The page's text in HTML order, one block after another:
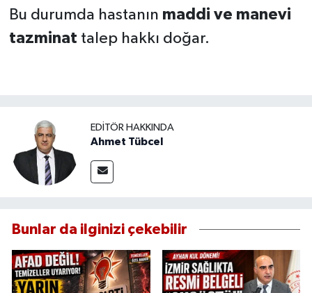
Bu durumda hastanın maddi ve manevi
tazminat talep hakkı doğar.
EDITÖR HAKKINDA
Ahmet Tübcel
Bunlar da ilginizi çekebilir